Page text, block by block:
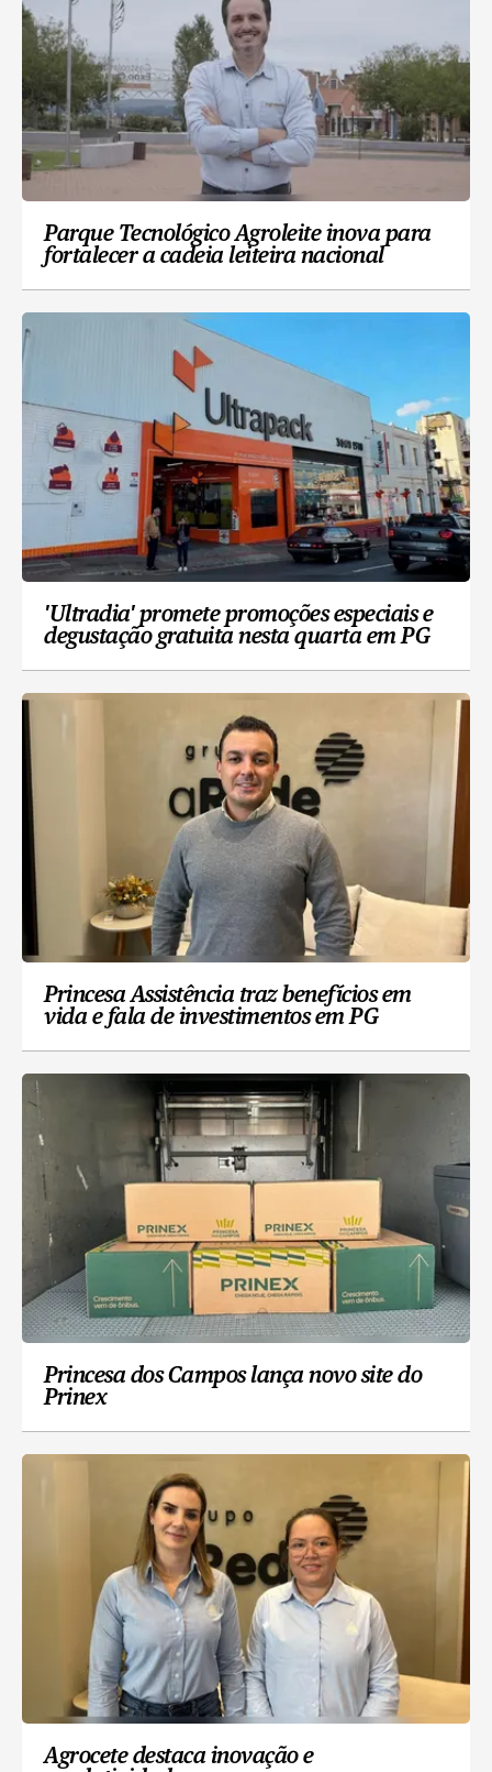
Parque Tecnológico Agroleite inova para
fortalecer a cadeia leiteira nacional
'Ultradia' promete promoções especiais e
degustação gratuita nesta quarta em PG
Princesa Assistência traz benefícios em
vida e fala de investimentos em PG
Princesa dos Campos lança novo site do
Prinex
Agrocete destaca inovação e